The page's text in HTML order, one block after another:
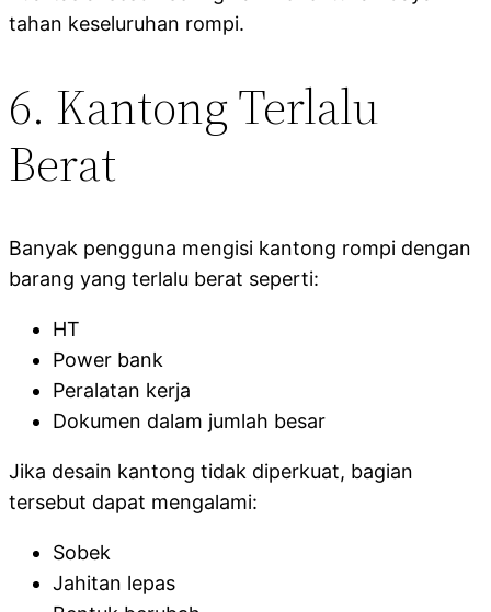
tahan keseluruhan rompi.
6. Kantong Terlalu
Berat
Banyak pengguna mengisi kantong rompi dengan
barang yang terlalu berat seperti:
HT
Power bank
Peralatan kerja
Dokumen dalam jumlah besar
Jika desain kantong tidak diperkuat, bagian
tersebut dapat mengalami:
Sobek
Jahitan lepas